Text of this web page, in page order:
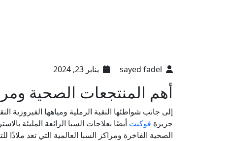
يناير 23, 2024
أهم المنتجعات الصحية
إلى جانب شواطئها النقية الرملية ومياهها الفيروزية
جزيرة فوكيت أيضًا بعلاجات السبا الرائعة المليئة
الصحية الفاخرة ومراكز السبا العالمية التي تعد ملاذًا